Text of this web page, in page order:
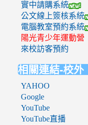
實中請購系統
公文線上簽核系統
電腦教室預約系統
陽光青少年運動營
來校訪客預約
相關連結-校外
YAHOO
Google
YouTube
YouTube直播